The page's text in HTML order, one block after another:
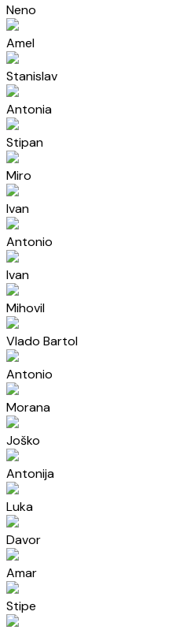
Neno
Amel
Stanislav
Antonia
Stipan
Miro
Ivan
Antonio
Ivan
Mihovil
Vlado Bartol
Antonio
Morana
Joško
Antonija
Luka
Davor
Amar
Stipe